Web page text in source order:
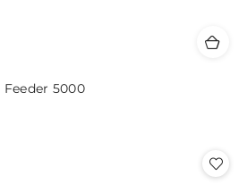
Feeder 5000